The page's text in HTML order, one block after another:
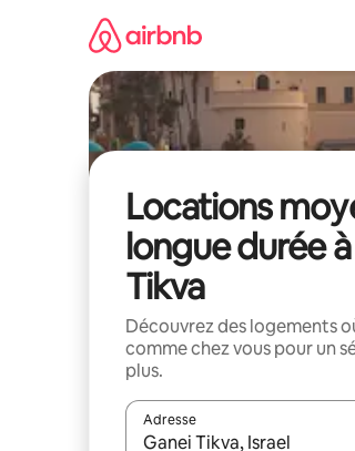
Locations
longue durée
Tikva
Découvrez des logements
comme chez vous pour un
plus.
Adresse
Lorsque les résultats